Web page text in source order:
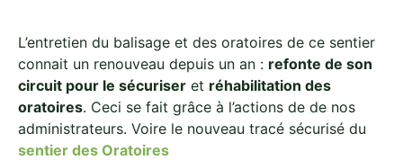
L’entretien du balisage et des oratoires de ce sentier
connait un renouveau depuis un an : refonte de son
circuit pour le sécuriser et réhabilitation des
oratoires. Ceci se fait grâce à l’actions de de nos
administrateurs. Voire le nouveau tracé sécurisé du
sentier des Oratoires